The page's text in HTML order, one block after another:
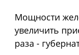
Мощности
увеличить
раза -